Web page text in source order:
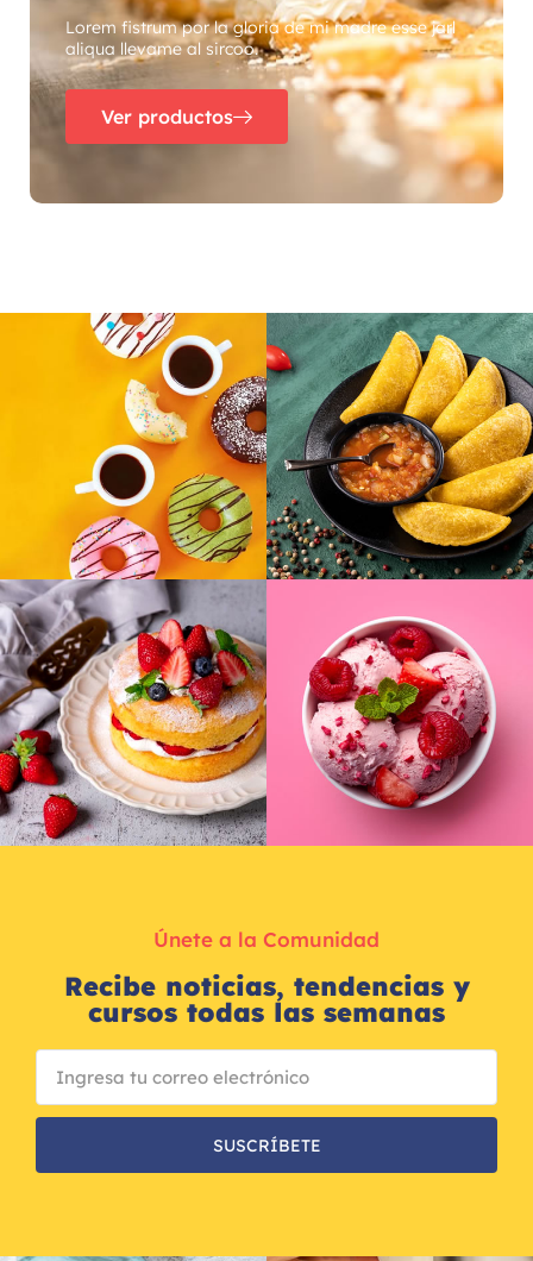
Lorem fistrum por la gloria de mi madre esse jarl
aliqua llevame al sircoo.
Ver productos
Únete a la Comunidad
Recibe noticias, tendencias y
cursos todas las semanas
SUSCRÍBETE